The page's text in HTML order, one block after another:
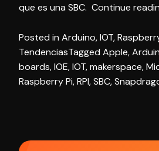
que es una SBC. Continue
Posted in Arduino,IOT,
TendenciasTagged Apple,
boards,IOE,IOT,makerspace,
Raspberry Pi,RPI,SBC,